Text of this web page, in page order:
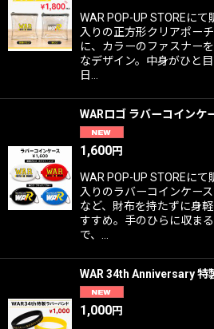
WAR POP-UP STOREに
入りの正方形クリアポー
に、カラーのファスナー
なデザイン。中身がひと
日…
WARロゴ ラバーコインケ
1,600円
WAR POP-UP STOREに
入りのラバーコインケー
など、財布を持たずに身
すすめ。手のひらに収ま
で、…
WAR 34th Anniversary 特
1,000円